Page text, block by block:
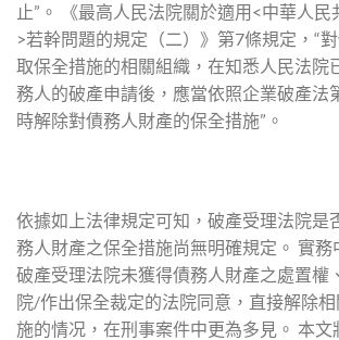
止”。 《最高人民法院關於適用<中華人
>若幹問題的規定（二）》第7條規定，“
取保全措施的相關組織，在知悉人民法院
務人的破產申請後，應當依照企業破產法
時解除對債務人財產的保全措施”。
依據如上法律規定可知，破產受理法院是
務人財產之保全措施尚無明確規定。 實務
破產受理法院未獲得債務人財產之處置權
院/作出保全裁定的法院同意，直接解除
施的情况，在刑事案件中更為多見。 本文